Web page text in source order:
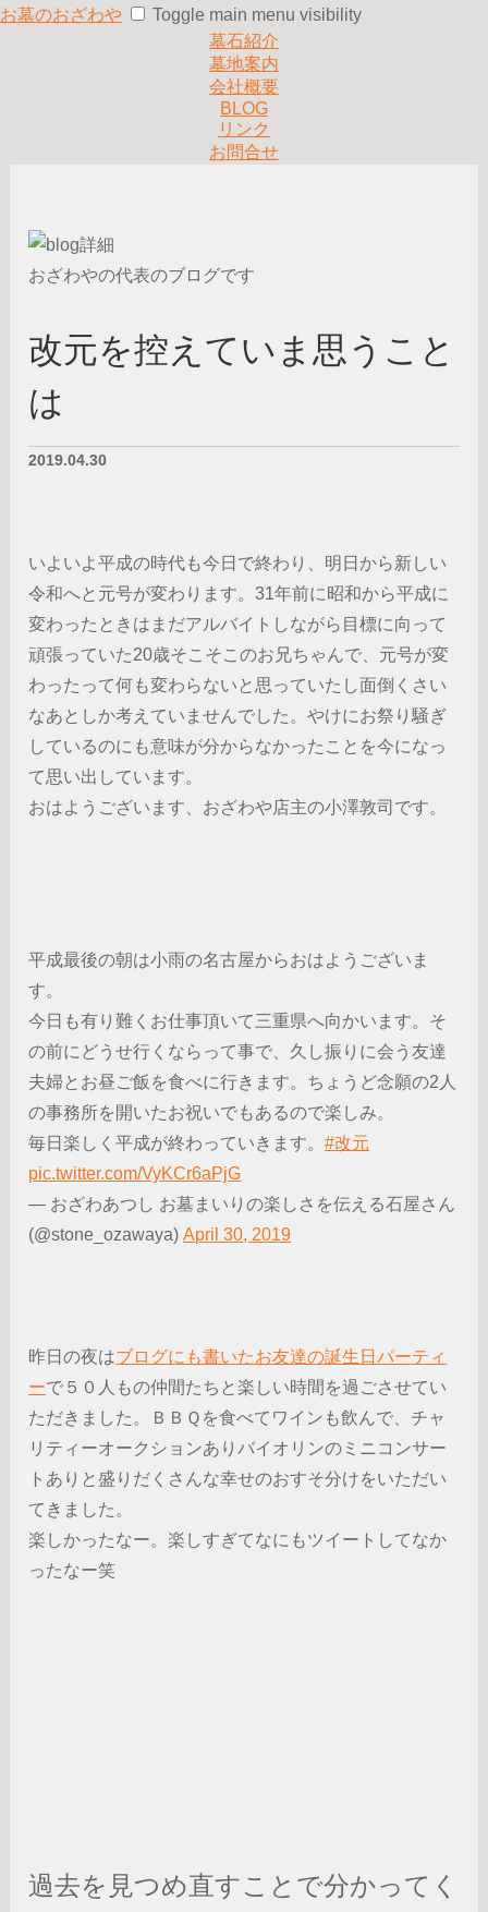
お墓のおざわや
Toggle main menu visibility
墓石紹介
墓地案内
会社概要
BLOG
リンク
お問合せ
おざわやの代表のブログです
改元を控えていま思うこと
は
2019.04.30
いよいよ平成の時代も今日で終わり、明日から新しい
令和へと元号が変わります。31年前に昭和から平成に
変わったときはまだアルバイトしながら目標に向って
頑張っていた20歳そこそこのお兄ちゃんで、元号が変
わったって何も変わらないと思っていたし面倒くさい
なあとしか考えていませんでした。やけにお祭り騒ぎ
しているのにも意味が分からなかったことを今になっ
て思い出しています。
おはようございます、おざわや店主の小澤敦司です。
平成最後の朝は小雨の名古屋からおはようございま
す。
今日も有り難くお仕事頂いて三重県へ向かいます。そ
の前にどうせ行くならって事で、久し振りに会う友達
夫婦とお昼ご飯を食べに行きます。ちょうど念願の2人
の事務所を開いたお祝いでもあるので楽しみ。
毎日楽しく平成が終わっていきます。#改元
pic.twitter.com/VyKCr6aPjG
— おざわあつし お墓まいりの楽しさを伝える石屋さん
(@stone_ozawaya)April 30, 2019
昨日の夜はブログにも書いたお友達の誕生日パーティ
ーで５０人もの仲間たちと楽しい時間を過ごさせてい
ただきました。ＢＢＱを食べてワインも飲んで、チャ
リティーオークションありバイオリンのミニコンサー
トありと盛りだくさんな幸せのおすそ分けをいただい
てきました。
楽しかったなー。楽しすぎてなにもツイートしてなか
ったなー笑
過去を見つめ直すことで分かってく